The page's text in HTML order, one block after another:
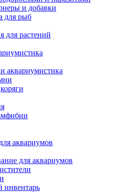
и добавки
для рыб
для растений
аквариумистика
аквариумов
для аквариумов
инвентарь